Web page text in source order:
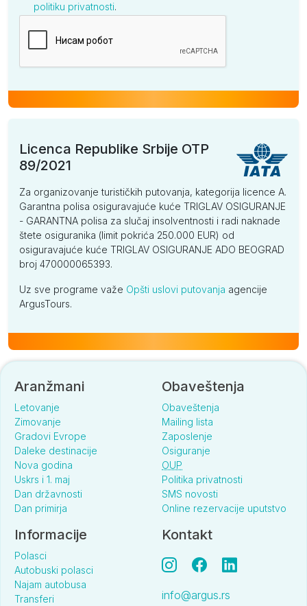
politiku privatnosti.
Licenca Republike Srbije OTP
89/2021
Za organizovanje turističkih putovanja, kategorija licence A.
Garantna polisa osiguravajuće kuće TRIGLAV OSIGURANJE
- GARANTNA polisa za slučaj insolventnosti i radi naknade
štete osiguranika (limit pokrića 250.000 EUR) od
osiguravajuće kuće TRIGLAV OSIGURANJE ADO BEOGRAD
broj 470000065393.
Uz sve programe važe Opšti uslovi putovanja agencije
ArgusTours.
Aranžmani
Letovanje
Zimovanje
Gradovi Evrope
Daleke destinacije
Nova godina
Uskrs i 1. maj
Dan državnosti
Dan primirja
Obaveštenja
Obaveštenja
Mailing lista
Zaposlenje
Osiguranje
OUP
Politika privatnosti
SMS novosti
Online rezervacije uputstvo
Informacije
Polasci
Autobuski polasci
Najam autobusa
Transferi
Kontakt
info@argus.rs